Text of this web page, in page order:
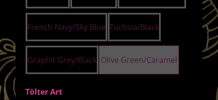
French Navy/Sky Blue Fuchsia/Black
Graphit Grey/Black Olive Green/Caramel
Tölter Artauswählen